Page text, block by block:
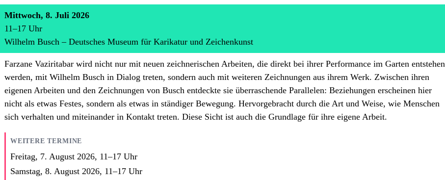
Mittwoch, 8. Juli 2026
11–17 Uhr
Wilhelm Busch – Deutsches Museum für Karikatur und Zeichenkunst
Farzane Vaziritabar wird nicht nur mit neuen zeichnerischen Arbeiten, die direkt bei ihrer Performance im Garten entstehen
werden, mit Wilhelm Busch in Dialog treten, sondern auch mit weiteren Zeichnungen aus ihrem Werk. Zwischen ihren
eigenen Arbeiten und den Zeichnungen von Busch entdeckte sie überraschende Parallelen: Beziehungen erscheinen hier
nicht als etwas Festes, sondern als etwas in ständiger Bewegung. Hervorgebracht durch die Art und Weise, wie Menschen
sich verhalten und miteinander in Kontakt treten. Diese Sicht ist auch die Grundlage für ihre eigene Arbeit.
WEITERE TERMINE
Freitag, 7. August 2026, 11–17 Uhr
Samstag, 8. August 2026, 11–17 Uhr